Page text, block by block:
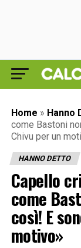
Home » Hanno
come Bastoni
Chivu per un
HANNO DETTO
Capello
come
così! E
motivo»